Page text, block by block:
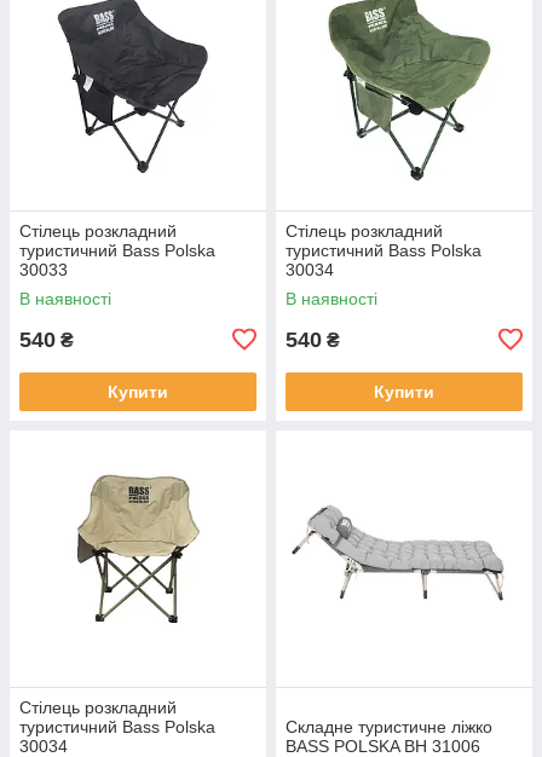
Стілець розкладний
туристичний Bass Polska
30033
В наявності
540 ₴
Купити
Стілець розкладний
туристичний Bass Polska
30034
В наявності
540 ₴
Купити
Стілець розкладний
туристичний Bass Polska
30034
Складне туристичне ліжко
BASS POLSKA BH 31006